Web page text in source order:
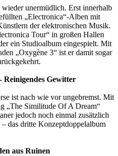
unermüdlich. Erst innerhalb
„Electronica“-Alben mit
der elektronischen Musik.
Tour“ in großen Hallen
ein Studioalbum eingespielt. Mit
„Oxygène 3“ ist er damit sogar
Gewitter
ist nach wie vor ungebremst. Mit
„The Similitude Of A Dream“
jedoch noch einmal zusätzlich
das dritte Konzeptdoppelalbum
aus Ruinen